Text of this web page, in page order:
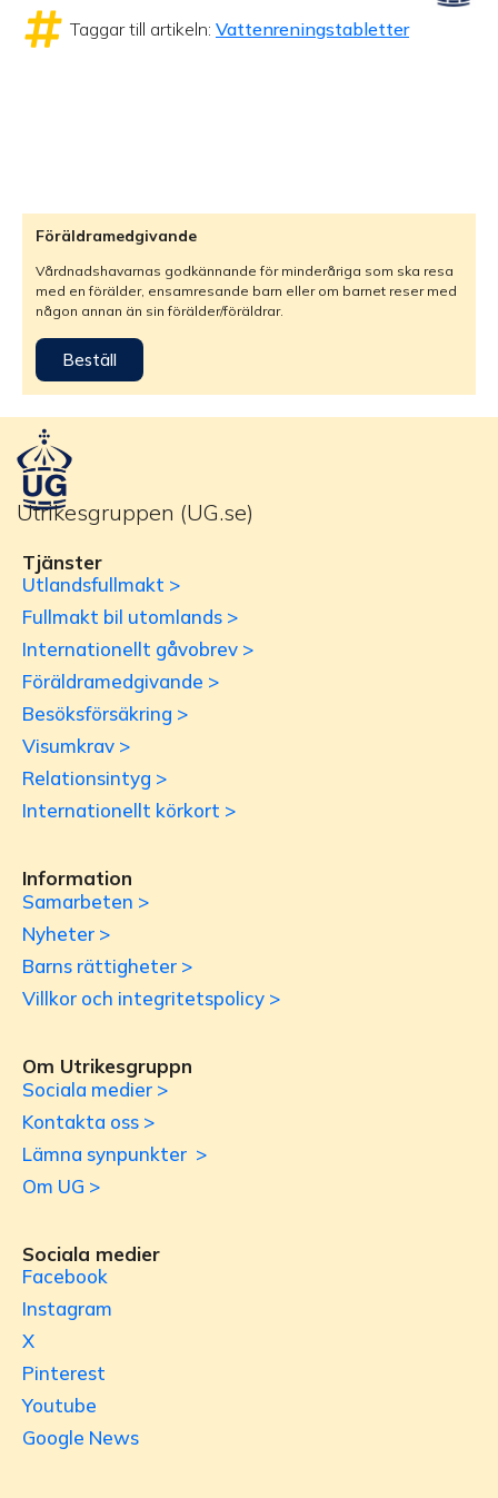
Taggar till artikeln: Vattenreningstabletter
Föräldramedgivande
Vårdnadshavarnas godkännande för minderåriga som ska resa
med en förälder, ensamresande barn eller om barnet reser med
någon annan än sin förälder/föräldrar.
Beställ
Utrikesgruppen (UG.se)
Tjänster
Utlandsfullmakt >
Fullmakt bil utomlands >
Internationellt gåvobrev >
Föräldramedgivande >
Besöksförsäkring >
Visumkrav >
Relationsintyg >
Internationellt körkort >
Information
Samarbeten >
Nyheter >
Barns rättigheter >
Villkor och integritetspolicy >
Om Utrikesgruppn
Sociala medier >
Kontakta oss >
Lämna synpunkter >
Om UG >
Sociala medier
Facebook
Instagram
X
Pinterest
Youtube
Google News